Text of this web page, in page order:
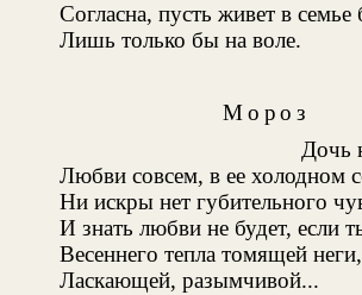
Согласна, пусть живет в семье
Лишь только бы на воле.
Мороз
Дочь
Любви совсем, в ее холодном
Ни искры нет губительного
И знать любви не будет, если
Весеннего тепла томящей неги,
Ласкающей, разымчивой...